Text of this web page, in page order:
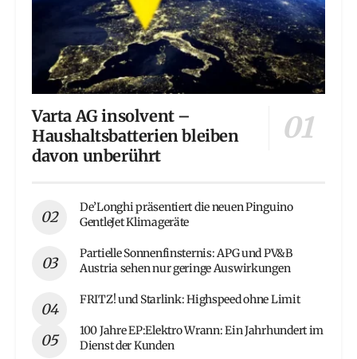
Varta AG insolvent –
Haushaltsbatterien bleiben
davon unberührt
De’Longhi präsentiert die neuen Pinguino
GentleJet Klimageräte
Partielle Sonnenfinsternis: APG und PV&B
Austria sehen nur geringe Auswirkungen
FRITZ! und Starlink: Highspeed ohne Limit
100 Jahre EP:Elektro Wrann: Ein Jahrhundert im
Dienst der Kunden